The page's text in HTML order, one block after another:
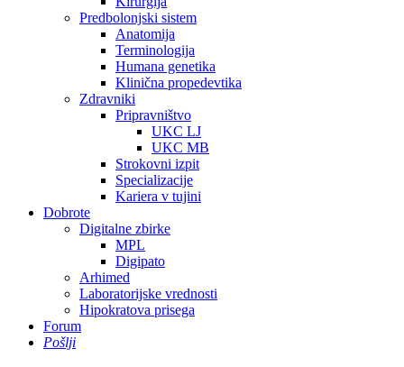
Predbolonjski sistem
Anatomija
Terminologija
Humana genetika
Klinična propedevtika
Zdravniki
Pripravništvo
UKC LJ
UKC MB
Strokovni izpit
Specializacije
Kariera v tujini
Dobrote
Digitalne zbirke
MPL
Digipato
Arhimed
Laboratorijske vrednosti
Hipokratova prisega
Forum
Pošlji